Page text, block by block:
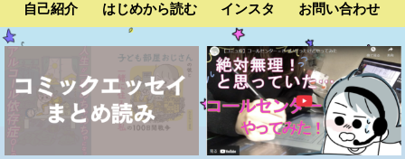
自己紹介 はじめから読む インスタ お問い合わせ